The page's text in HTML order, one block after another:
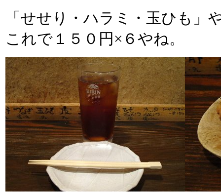
「せせり・ハラミ・玉ひも」
これで１５０円×６やね。